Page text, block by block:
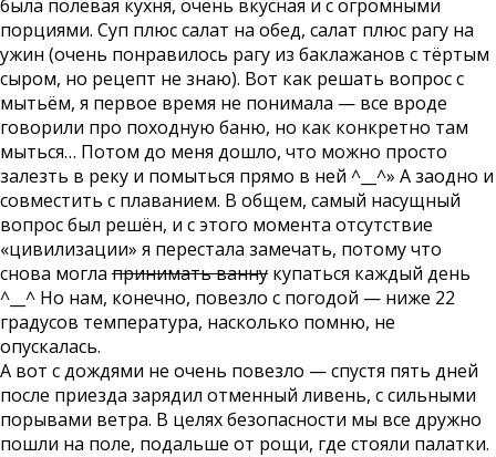
была полевая кухня, очень вкусная и с огромными
порциями. Суп плюс салат на обед, салат плюс рагу на
ужин (очень понравилось рагу из баклажанов с тёртым
сыром, но рецепт не знаю). Вот как решать вопрос с
мытьём, я первое время не понимала — все вроде
говорили про походную баню, но как конкретно там
мыться… Потом до меня дошло, что можно просто
залезть в реку и помыться прямо в ней ^__^» А заодно и
совместить с плаванием. В общем, самый насущный
вопрос был решён, и с этого момента отсутствие
«цивилизации» я перестала замечать, потому что
снова могла принимать ванну купаться каждый день
^__^ Но нам, конечно, повезло с погодой — ниже 22
градусов температура, насколько помню, не
опускалась.
А вот с дождями не очень повезло — спустя пять дней
после приезда зарядил отменный ливень, с сильными
порывами ветра. В целях безопасности мы все дружно
пошли на поле, подальше от рощи, где стояли палатки.